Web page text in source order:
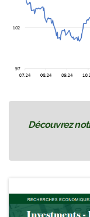
Découvrez